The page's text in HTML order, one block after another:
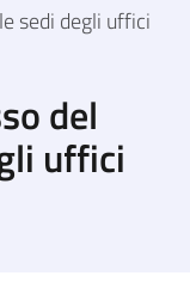
sedi degli uffici
del
uffici